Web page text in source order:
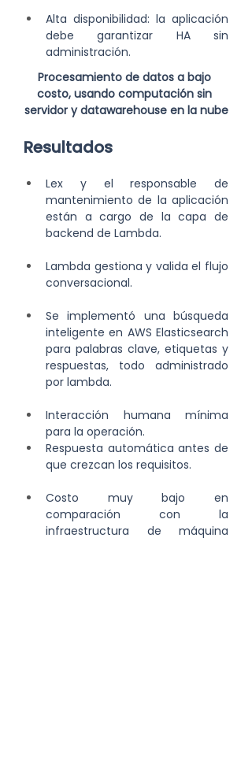
Alta disponibilidad: la aplicación
debe garantizar HA sin
administración.
Procesamiento de datos a bajo
costo, usando computación sin
servidor y datawarehouse en la nube
Resultados
Lex y el responsable de
mantenimiento de la aplicación
están a cargo de la capa de
backend de Lambda.
Lambda gestiona y valida el flujo
conversacional.
Se implementó una búsqueda
inteligente en AWS Elasticsearch
para palabras clave, etiquetas y
respuestas, todo administrado
por lambda.
Interacción humana mínima
para la operación.
Respuesta automática antes de
que crezcan los requisitos.
Costo muy bajo en
comparación con la
infraestructura de máquina